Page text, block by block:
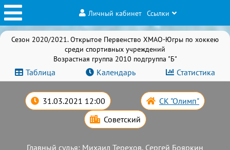
Личный кабинет Ссылки
Сезон 2020/2021. Открытое Первенство ХМАО-Югры по хоккею
среди спортивных учреждений
Возрастная группа 2010 подгруппа "Б"
Таблица Календарь Статистика
31.03.2021 12:00 СК "Олимп"
Советский
Главный судья: Михаил Терехов, Сергей Бояркин